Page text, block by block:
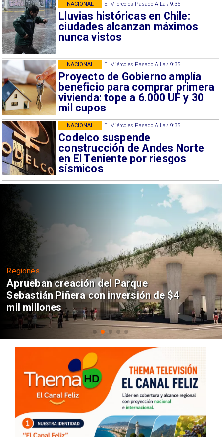
El Miércoles Pasado A Las 9:35
Lluvias históricas en Chile:
ciudades alcanzan máximos
nunca vistos
NACIONAL
El Miércoles Pasado A Las 9:35
Proyecto de Gobierno amplía
beneficio para comprar primera
vivienda: tope a 6.000 UF y 30
mil cupos
NACIONAL
El Miércoles Pasado A Las 9:35
Codelco suspende
construcción de Andes Norte
en El Teniente por riesgos
sísmicos
NACIONAL
Regiones
Aprueban creación del Parque
Sebastián Piñera con inversión de $4
mil millones